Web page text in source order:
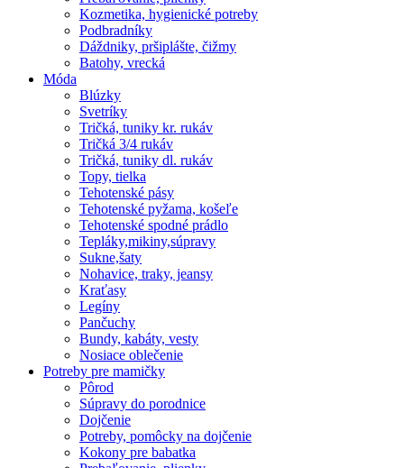
Kozmetika, hygienické potreby
Podbradníky
Dáždniky, pršiplášte, čižmy
Batohy, vrecká
Móda
Blúzky
Svetríky
Tričká, tuniky kr. rukáv
Tričká 3/4 rukáv
Tričká, tuniky dl. rukáv
Topy, tielka
Tehotenské pásy
Tehotenské pyžama, košeľe
Tehotenské spodné prádlo
Tepláky,mikiny,súpravy
Sukne,šaty
Nohavice, traky, jeansy
Kraťasy
Legíny
Pančuchy
Bundy, kabáty, vesty
Nosiace oblečenie
Potreby pre mamičky
Pôrod
Súpravy do porodnice
Dojčenie
Potreby, pomôcky na dojčenie
Kokony pre babatka